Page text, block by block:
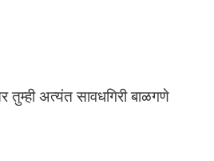
अत्यंत सावधगिरी बाळगणे